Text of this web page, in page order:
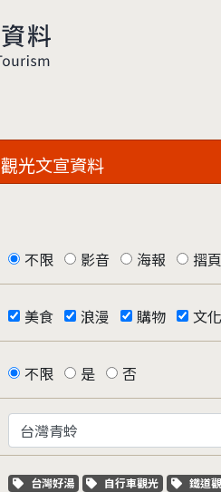
觀光文宣資料
不限 影音 海報 摺頁
美食 浪漫 購物 文化
不限 是 否
關鍵字標籤
台灣好湯 關鍵字標籤
自行車觀光 關鍵
鐵道